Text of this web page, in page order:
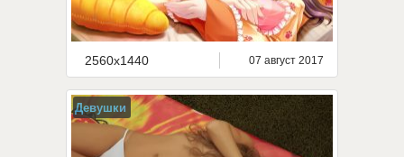
2560x1440 07 август 2017
Девушки